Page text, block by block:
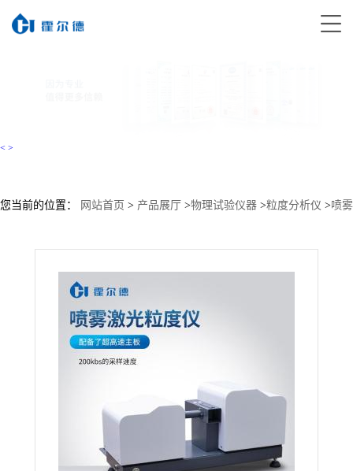
< >
您当前的位置： 网站首页 > 产品展厅 >物理试验仪器 >粒度分析仪 >喷雾